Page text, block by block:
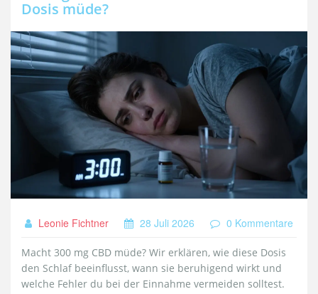
Dosis müde?
Leonie Fichtner 28 Juli 2026 0 Kommentare
Macht 300 mg CBD müde? Wir erklären, wie diese Dosis
den Schlaf beeinflusst, wann sie beruhigend wirkt und
welche Fehler du bei der Einnahme vermeiden solltest.